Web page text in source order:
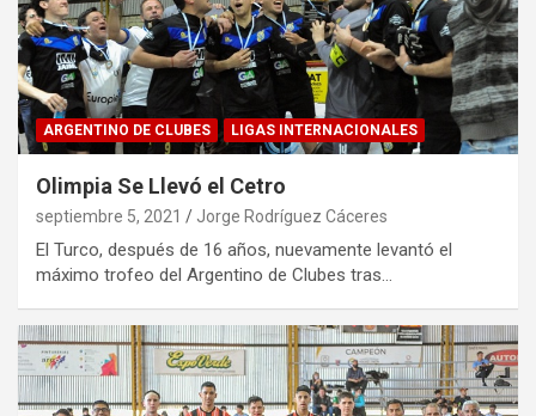
ARGENTINO DE CLUBES LIGAS INTERNACIONALES
Olimpia Se Llevó el Cetro
septiembre 5, 2021 Jorge Rodríguez Cáceres
El Turco, después de 16 años, nuevamente levantó el
máximo trofeo del Argentino de Clubes tras…